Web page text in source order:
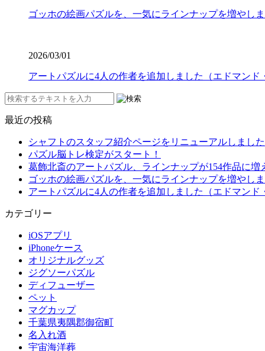
ゴッホの絵画パズルを、一気にラインナップを増やし
2026/03/01
アートパズルに4人の作者を追加しました（エドマンド
最近の投稿
シャフトのスタッフ紹介ページをリニューアルしました
パズル脳トレ検定がスタート！
葛飾北斎のアートパズル、ラインナップが154作品に増
ゴッホの絵画パズルを、一気にラインナップを増やし
アートパズルに4人の作者を追加しました（エドマンド
カテゴリー
iOSアプリ
iPhoneケース
オリジナルグッズ
ジグソーパズル
ディフューザー
ペット
マグカップ
千葉県夷隅郡御宿町
名入れ酒
宇宙海洋葬